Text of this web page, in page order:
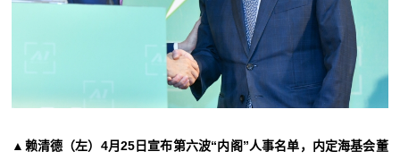
▲赖清德（左）4月25日宣布第六波“内阁”人事名单，内定海基会董